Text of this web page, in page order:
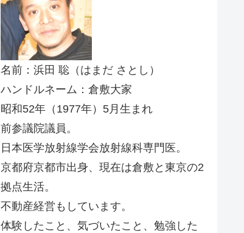
名前：浜田 聡（はまだ さとし）
ハンドルネーム：倉敷大家
昭和52年（1977年）5月生まれ
前参議院議員。
日本医学放射線学会放射線科専門医。
京都府京都市出身、現在は倉敷と東京の2
拠点生活。
不動産経営もしています。
体験したこと、気づいたこと、勉強した